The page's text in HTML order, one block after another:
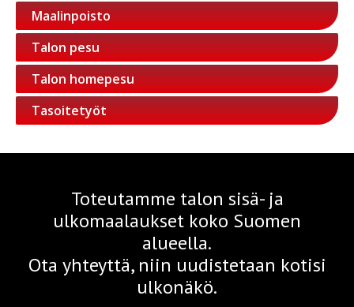
Maalinpoisto
Talon pesu
Talon homepesu
Tasoitetyöt
Toteutamme talon sisä- ja
ulkomaalaukset koko Suomen
alueella.
Ota yhteyttä, niin uudistetaan kotisi
ulkonäkö.